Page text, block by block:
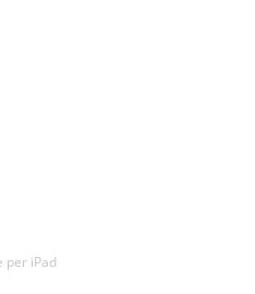
per iPad